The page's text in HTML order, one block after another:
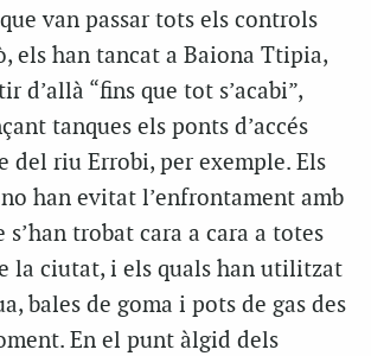
van passar tots els controls
els han tancat a Baiona Ttipia,
d’allà “fins que tot s’acabi”,
tanques els ponts d’accés
del riu Errobi, per exemple. Els
han evitat l’enfrontament amb
trobat cara a cara a totes
la ciutat, i els quals han utilitzat
bales de goma i pots de gas des
En el punt àlgid dels